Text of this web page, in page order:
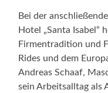
Bei der
Hotel „Santa Isabel“
Firmentradition und
Rides und dem
Andreas Schaaf,
sein Arbeitsalltag als